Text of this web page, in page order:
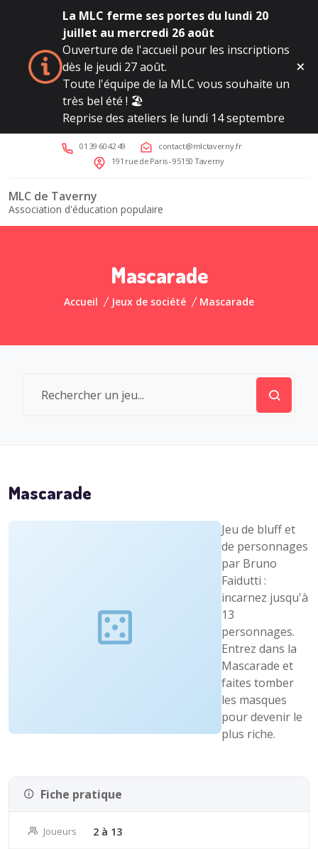
La MLC ferme ses portes du lundi 20
juillet au mercredi 26 août
Ouverture de l'accueil pour les inscriptions
dès le jeudi 27 août.
Toute l'équipe de la MLC vous souhaite un
très bel été ! 🏖️
Reprise des ateliers le lundi 14 septembre
01 39 60 42 49
contact@mlctaverny.fr
191 rue de Paris - 95150 Taverny
MLC de Taverny
Association d'éducation populaire
Mascarade
Accueil Jeux de société Mascarade
Mascarade
Jeu de bluff et
de personnages
par Bruno
Faidutti :
incarnez jusqu'à
13
personnages.
Entrez dans la
Mascarade et
faites tomber
les masques
pour devenir le
plus riche.
Fiche pratique
Joueurs 2 à 13